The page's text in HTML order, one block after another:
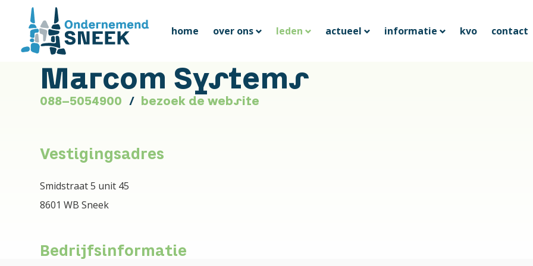
home over ons leden actueel informatie kvo contact
Marcom Systems
088-5054900 bezoek de website
Vestigingsadres
Smidstraat 5 unit 45
8601 WB Sneek
Bedrijfsinformatie